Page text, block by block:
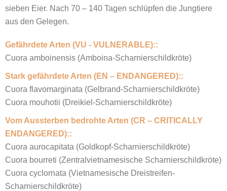
sieben Eier. Nach 70 – 140 Tagen schlüpfen die Jungtiere
aus den Gelegen.
Gefährdete Arten (VU - VULNERABLE)::
Cuora amboinensis (Amboina-Scharnierschildkröte)
Stark gefährdete Arten (EN – ENDANGERED)::
Cuora flavomarginata (Gelbrand-Scharnierschildkröte)
Cuora mouhotii (Dreikiel-Scharnierschildkröte)
Vom Aussterben bedrohte Arten (CR – CRITICALLY
ENDANGERED)::
Cuora aurocapitata (Goldkopf-Scharnierschildkröte)
Cuora bourreti (Zentralvietnamesische Scharnierschildkröte)
Cuora cyclornata (Vietnamesische Dreistreifen-
Scharnierschildkröte)